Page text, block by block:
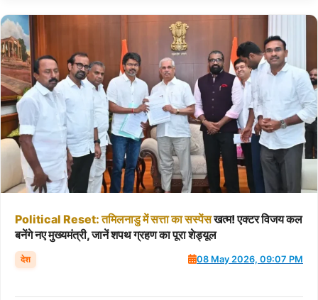
Political Reset: तमिलनाडुमेंसत्ताकासस्पेंसखत्म! एक्टर विजय कल
बनेंगे नए मुख्यमंत्री, जानें शपथ ग्रहण का पूरा शेड्यूल
देश 08 May 2026, 09:07 PM